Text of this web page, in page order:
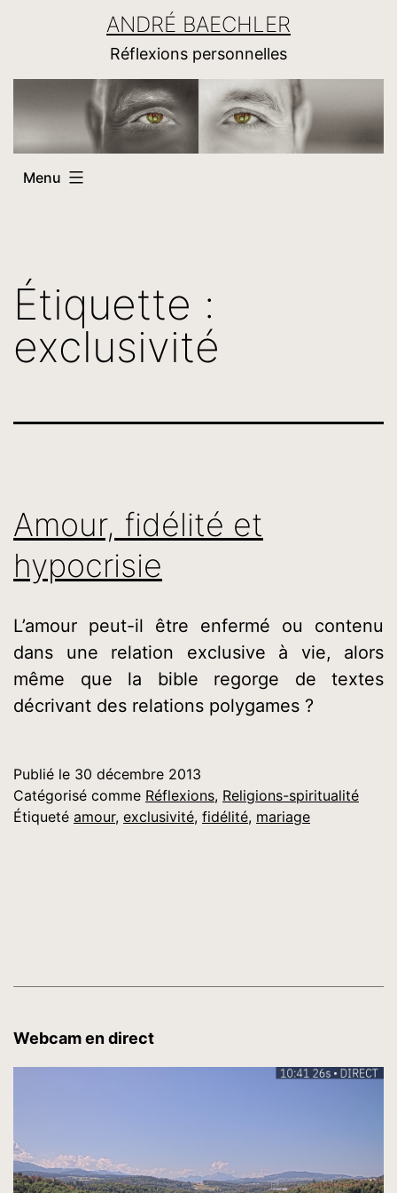
ANDRÉ BAECHLER
Réflexions personnelles
Menu
Étiquette :
exclusivité
Amour, fidélité et
hypocrisie
L’amour peut-il être enfermé ou contenu
dans une relation exclusive à vie, alors
même que la bible regorge de textes
décrivant des relations polygames ?
Publié le 30 décembre 2013
Catégorisé comme Réflexions, Religions-spiritualité
Étiqueté amour, exclusivité, fidélité, mariage
Webcam en direct